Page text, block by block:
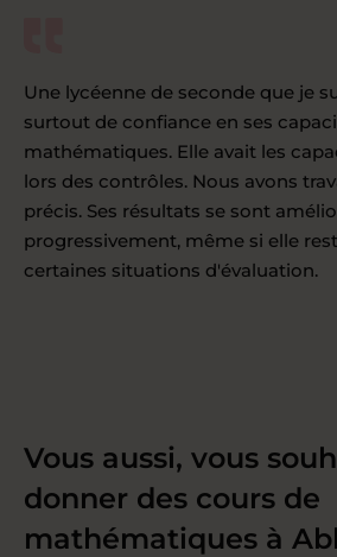
Une lycéenne de seconde que je
surtout de confiance en ses
mathématiques. Elle avait les
lors des contrôles. Nous avons
précis. Ses résultats se sont
progressivement, même si elle
certaines situations d'évaluation.
Vous aussi, vous
donner des cours de
mathématiques à